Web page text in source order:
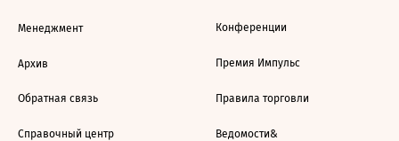
Менеджмент
Архив
Обратная связь
Справочный центр
Конференции
Премия Импульс
Правила торговли
Ведомости&